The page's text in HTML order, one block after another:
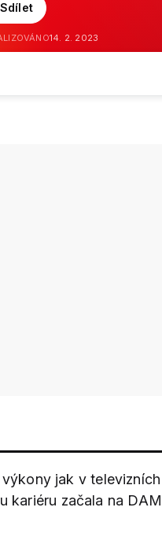
Sdílet
14. 2. 2023
jak v
kariéru začala na